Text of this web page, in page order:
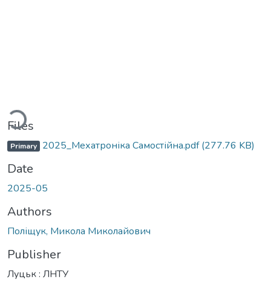
Files
Primary 2025_Мехатроніка Самостійна.pdf(277.76 KB)
Date
2025-05
Authors
Поліщук, Микола Миколайович
Publisher
Луцьк : ЛНТУ